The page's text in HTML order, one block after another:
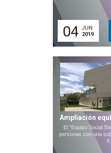
04 JUN.
2019
Ampliación
El "Equipo Social
personas con una
€